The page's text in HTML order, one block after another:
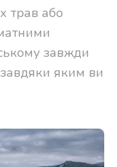
трав або
завжди
яким ви